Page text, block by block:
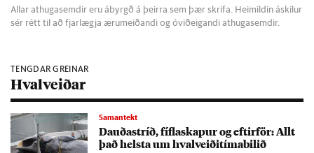
Allar athugasemdir eru ábyrgð á þeirra sem þær skrifa. Heimildin áskilur
sér rétt til að fjarlægja ærumeiðandi og óviðeigandi athugasemdir.
TENGDAR GREINAR
Hvalveiðar
Samantekt
Dauða­stríð, fífla­skap­ur og eft­ir­för: Allt
það helsta um hval­veiði­tíma­bil­ið